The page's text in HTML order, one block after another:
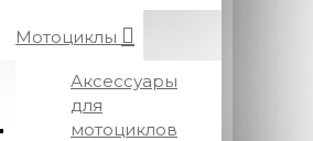
Мотоциклы
Аксессуары
для
мотоциклов